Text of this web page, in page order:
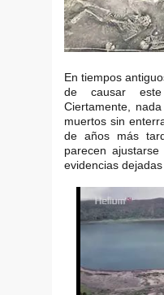
En tiempos
de causar
Ciertamente,
muertos sin
de años más
parecen
evidencias dejadas